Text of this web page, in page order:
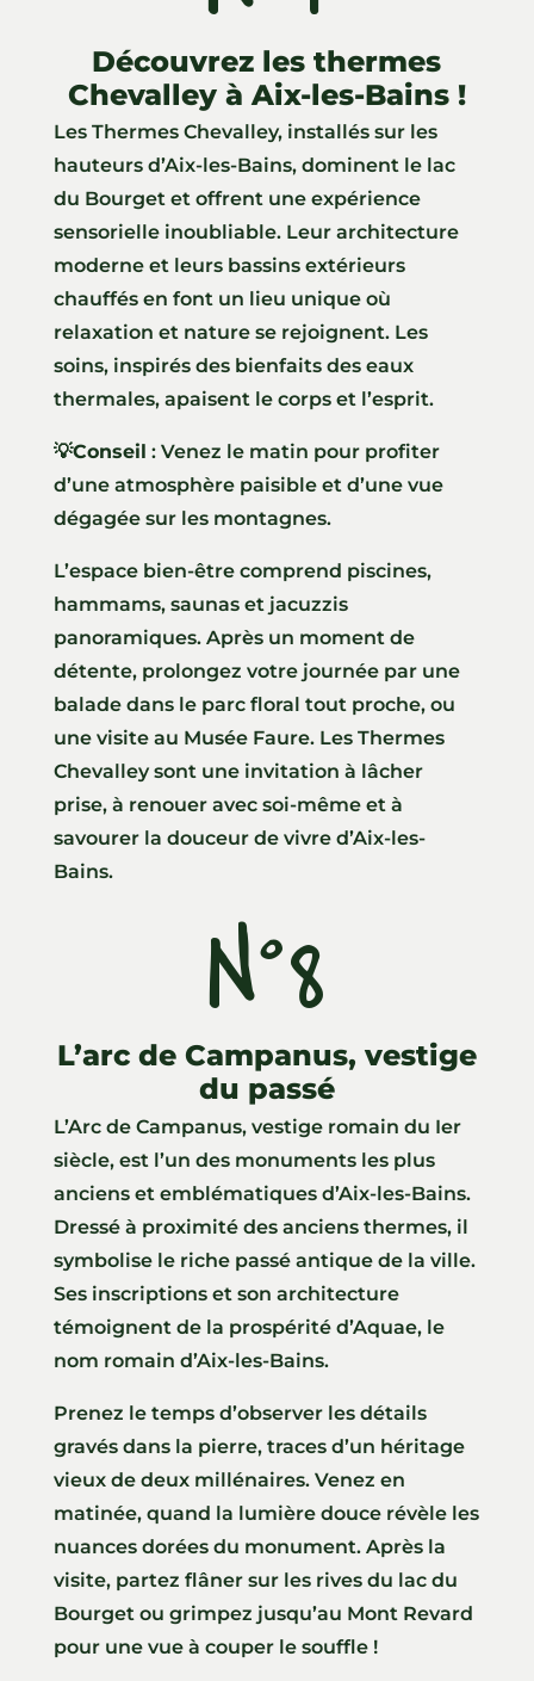
Découvrez les thermes
Chevalley à Aix-les-Bains !
Les Thermes Chevalley, installés sur les
hauteurs d’Aix-les-Bains, dominent le lac
du Bourget et offrent une expérience
sensorielle inoubliable. Leur architecture
moderne et leurs bassins extérieurs
chauffés en font un lieu unique où
relaxation et nature se rejoignent. Les
soins, inspirés des bienfaits des eaux
thermales, apaisent le corps et l’esprit.
💡Conseil : Venez le matin pour profiter
d’une atmosphère paisible et d’une vue
dégagée sur les montagnes.
L’espace bien-être comprend piscines,
hammams, saunas et jacuzzis
panoramiques. Après un moment de
détente, prolongez votre journée par une
balade dans le parc floral tout proche, ou
une visite au Musée Faure. Les Thermes
Chevalley sont une invitation à lâcher
prise, à renouer avec soi-même et à
savourer la douceur de vivre d’Aix-les-
Bains.
N°8
L’arc de Campanus, vestige
du passé
L’Arc de Campanus, vestige romain du Ier
siècle, est l’un des monuments les plus
anciens et emblématiques d’Aix-les-Bains.
Dressé à proximité des anciens thermes, il
symbolise le riche passé antique de la ville.
Ses inscriptions et son architecture
témoignent de la prospérité d’Aquae, le
nom romain d’Aix-les-Bains.
Prenez le temps d’observer les détails
gravés dans la pierre, traces d’un héritage
vieux de deux millénaires. Venez en
matinée, quand la lumière douce révèle les
nuances dorées du monument. Après la
visite, partez flâner sur les rives du lac du
Bourget ou grimpez jusqu’au Mont Revard
pour une vue à couper le souffle !